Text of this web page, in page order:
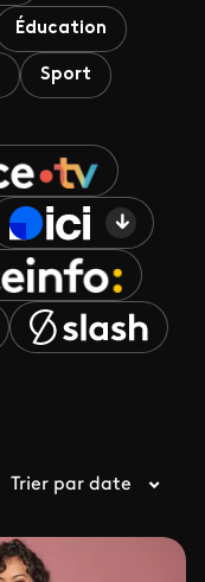
Éducation
Sport
Trier par date